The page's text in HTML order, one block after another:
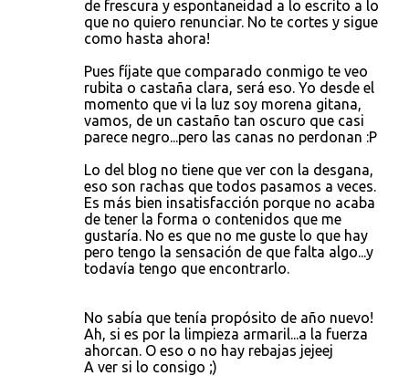
de frescura y espontaneidad a lo escrito a lo
que no quiero renunciar. No te cortes y sigue
como hasta ahora!
Pues fíjate que comparado conmigo te veo
rubita o castaña clara, será eso. Yo desde el
momento que vi la luz soy morena gitana,
vamos, de un castaño tan oscuro que casi
parece negro...pero las canas no perdonan :P
Lo del blog no tiene que ver con la desgana,
eso son rachas que todos pasamos a veces.
Es más bien insatisfacción porque no acaba
de tener la forma o contenidos que me
gustaría. No es que no me guste lo que hay
pero tengo la sensación de que falta algo...y
todavía tengo que encontrarlo.
No sabía que tenía propósito de año nuevo!
Ah, si es por la limpieza armaril...a la fuerza
ahorcan. O eso o no hay rebajas jejeej
A ver si lo consigo ;)